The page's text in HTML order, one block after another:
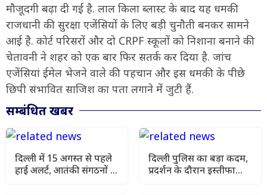
मौजूदगी बढ़ा दी गई है. लाल किला ब्लास्ट के बाद यह धमकी
राजधानी की सुरक्षा एजेंसियों के लिए बड़ी चुनौती बनकर सामने
आई है. कोर्ट परिसरों और दो CRPF स्कूलों को निशाना बनाने की
चेतावनी ने शहर को एक बार फिर सतर्क कर दिया है. जांच
एजेंसियां ईमेल भेजने वाले की पहचान और इस धमकी के पीछे
छिपी संभावित साजिश का पता लगाने में जुटी हैं.
सम्बंधित खबर
दिल्ली में 15 अगस्त से पहले
हाई अलर्ट, आतंकी संगठनों से
दिल्ली पुलिस का बड़ा कदम,
प्रदर्शन के दौरान इस्तीफा